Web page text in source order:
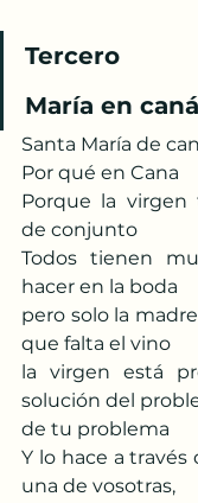
Tercero
María en caná
Santa María de
Por qué en Cana
Porque la virgen
de conjunto
Todos tienen
hacer en la boda
pero solo la
que falta el vino
la virgen está
solución del
de tu problema
Y lo hace a través
una de vosotras,